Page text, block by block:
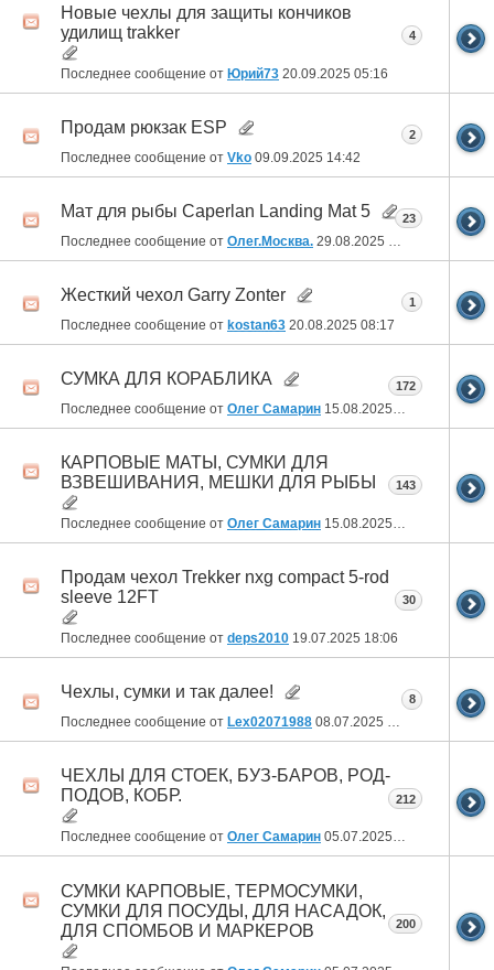
Новые чехлы для защиты кончиков
удилищ trakker
Последнее сообщение от Юрий73 20.09.2025 05:16
4
Продам рюкзак ESP
Последнее сообщение от Vko 09.09.2025 14:42
2
Мат для рыбы Caperlan Landing Mat 5
Последнее сообщение от Олег.Москва. 29.08.2025 03:03
23
Жесткий чехол Garry Zonter
Последнее сообщение от kostan63 20.08.2025 08:17
1
СУМКА ДЛЯ КОРАБЛИКА
Последнее сообщение от Олег Самарин 15.08.2025 06:27
172
КАРПОВЫЕ МАТЫ, СУМКИ ДЛЯ
ВЗВЕШИВАНИЯ, МЕШКИ ДЛЯ РЫБЫ
Последнее сообщение от Олег Самарин 15.08.2025 06:24
143
Продам чехол Trekker nxg compact 5-rod
sleeve 12FT
Последнее сообщение от deps2010 19.07.2025 18:06
30
Чехлы, сумки и так далее!
Последнее сообщение от Lex02071988 08.07.2025 03:43
8
ЧЕХЛЫ ДЛЯ СТОЕК, БУЗ-БАРОВ, РОД-
ПОДОВ, КОБР.
Последнее сообщение от Олег Самарин 05.07.2025 06:24
212
СУМКИ КАРПОВЫЕ, ТЕРМОСУМКИ,
СУМКИ ДЛЯ ПОСУДЫ, ДЛЯ НАСАДОК,
ДЛЯ СПОМБОВ И МАРКЕРОВ
200